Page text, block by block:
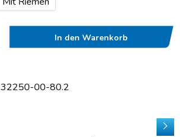
In den Warenkorb
32250-00-80.2